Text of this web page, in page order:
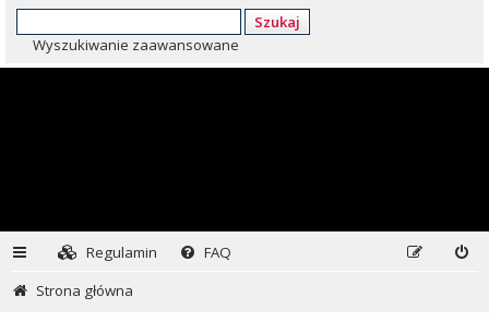
Szukaj
Wyszukiwanie zaawansowane
Regulamin
FAQ
Strona główna